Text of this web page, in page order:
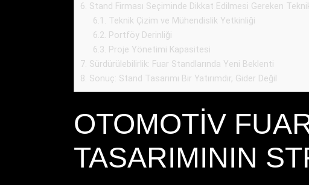
6. Stand Firması Seçiminde Dikkat Edilmesi Gereken
6.1. Teknik Çizim ve Mühendislik Yetkinliği
6.2. Portföy Derinliği
6.3. Proje Yönetimi Kapasitesi
7. Sürdürülebilirlik: Fuar Standlarında Yeni Beklenti
8. Sonuç: Stand Tasarımı Bir Yatırımdır, Gider Değil
OTOMOTIV
TASARIMININ